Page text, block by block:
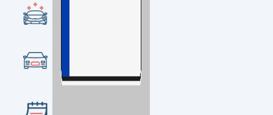
SUV